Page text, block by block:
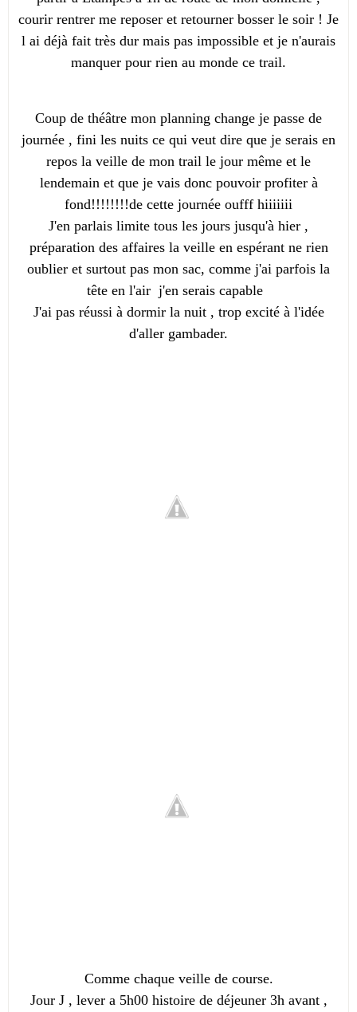
courir rentrer me reposer et retourner bosser le soir ! Je
l ai déjà fait très dur mais pas impossible et je n'aurais
manquer pour rien au monde ce trail.
Coup de théâtre mon planning change je passe de
journée , fini les nuits ce qui veut dire que je serais en
repos la veille de mon trail le jour même et le
lendemain et que je vais donc pouvoir profiter à
fond!!!!!!!!de cette journée oufff hiiiiiii
J'en parlais limite tous les jours jusqu'à hier ,
préparation des affaires la veille en espérant ne rien
oublier et surtout pas mon sac, comme j'ai parfois la
tête en l'air j'en serais capable
J'ai pas réussi à dormir la nuit , trop excité à l'idée
d'aller gambader.
Comme chaque veille de course.
Jour J , lever a 5h00 histoire de déjeuner 3h avant ,